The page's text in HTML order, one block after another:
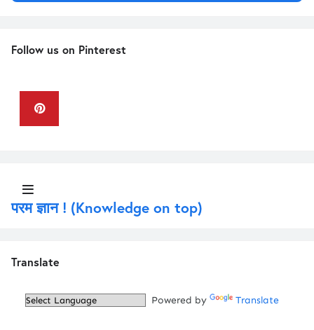
Follow us on Pinterest
परम ज्ञान ! (Knowledge on top)
Translate
Powered by Translate